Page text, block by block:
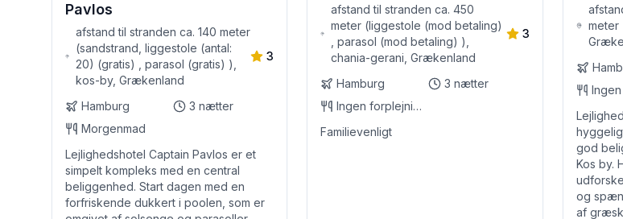
Pavlos
afstand til stranden ca. 140 meter
(sandstrand, liggestole (antal:
20) (gratis) , parasol (gratis) ),
kos-by, Grækenland
3
Hamburg 3 nætter
Morgenmad
Lejlighedshotel Captain Pavlos er et
simpelt kompleks med en central
beliggenhed. Start dagen med en
forfriskende dukkert i poolen, som er
afstand til stranden ca. 450
meter (liggestole (mod betaling)
, parasol (mod betaling) ),
chania-gerani, Grækenland
3
Hamburg 3 nætter
Ingen forplejning
Familievenligt
meter
god
Kos by.
og
af